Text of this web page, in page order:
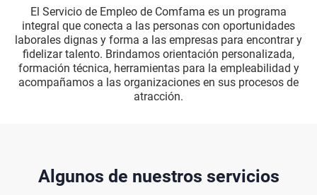
El Servicio de Empleo de Comfama es un programa
integral que conecta a las personas con oportunidades
laborales dignas y forma a las empresas para encontrar y
fidelizar talento. Brindamos orientación personalizada,
formación técnica, herramientas para la empleabilidad y
acompañamos a las organizaciones en sus procesos de
atracción.
Algunos de nuestros servicios